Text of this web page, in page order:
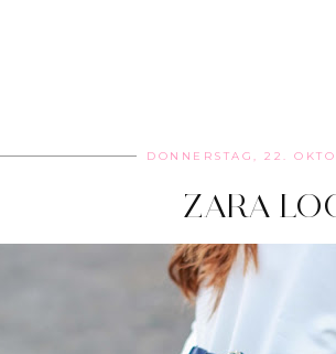
DONNERSTAG, 22.
ZARA